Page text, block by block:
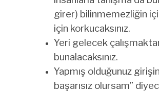
girer) bilinmemezliğin
için korkucaksınız.
Yeri gelecek
bunalacaksınız.
Yapmış olduğunuz
başarısız olursam”